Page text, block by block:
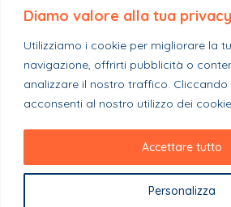
Diamo valore alla tua privacy
Utilizziamo i cookie per migliorare la
navigazione, offrirti pubblicità o
analizzare il nostro traffico. Cliccando
acconsenti al nostro utilizzo dei cookie.
Personalizza
Accettare tutto
Privacy Policy
Gestisci impostazioni
Esplora il
Casa
Ferramenta &
Giardino e
Stagionali